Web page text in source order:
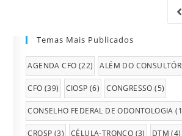
Temas Mais Publicados
AGENDA CFO (22) ALÉM DO
CFO (39) CIOSP (6) CONGRESSO (5)
CONSELHO FEDERAL DE ODONTOLOGIA
CROSP (3) CÉLULA-TRONCO (3) DTM (4)